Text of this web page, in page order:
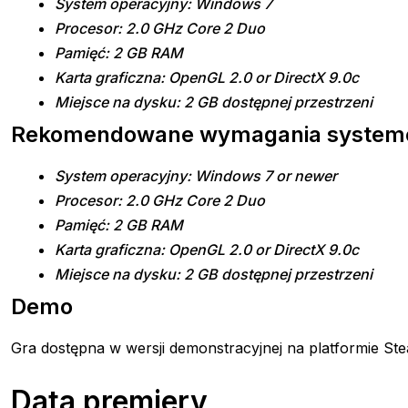
System operacyjny: Windows 7
Procesor: 2.0 GHz Core 2 Duo
Pamięć: 2 GB RAM
Karta graficzna: OpenGL 2.0 or DirectX 9.0c
Miejsce na dysku: 2 GB dostępnej przestrzeni
Rekomendowane wymagania
System operacyjny: Windows 7 or newer
Procesor: 2.0 GHz Core 2 Duo
Pamięć: 2 GB RAM
Karta graficzna: OpenGL 2.0 or DirectX 9.0c
Miejsce na dysku: 2 GB dostępnej przestrzeni
Demo
Gra dostępna w wersji demonstracyjnej na platformie